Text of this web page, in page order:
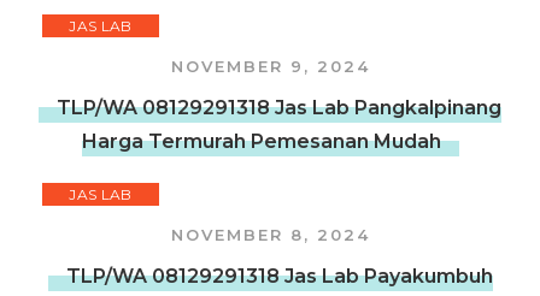
JAS LAB
NOVEMBER 9, 2024
TLP/WA 08129291318 Jas Lab Pangkalpinang
Harga Termurah Pemesanan Mudah
JAS LAB
NOVEMBER 8, 2024
TLP/WA 08129291318 Jas Lab Payakumbuh